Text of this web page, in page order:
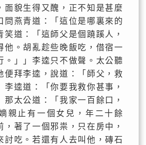
面貌生得又醜，正不知是甚麼
問燕青道：「這位是哪裏來的
笑道：「這師父是個蹺蹊人，
他。胡亂趁些晚飯吃，借宿一
。」」李逵只不做聲。太公聽
便拜李逵，說道：「師父，救
李逵道：「你要我救你甚事，
那太公道：「我家一百餘口，
親止有一個女兒，年二十餘
，著了一個邪祟，只在房中，
討吃。若還有人去叫他，磚石